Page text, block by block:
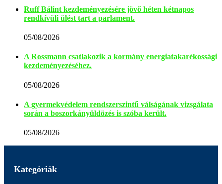
Ruff Bálint kezdeményezésére jövő héten kétnapos
rendkívüli ülést tart a parlament.
05/08/2026
A Rossmann csatlakozik a kormány energiatakarékossági
kezdeményezéséhez.
05/08/2026
A gyermekvédelem rendszerszintű válságának vizsgálata
során a boszorkányüldözés is szóba került.
05/08/2026
Kategóriák